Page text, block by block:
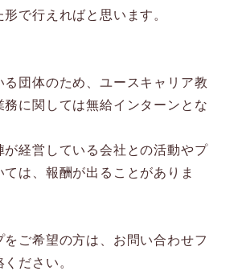
で行えればと思います。
る団体のため、ユースキャリア教
務に関しては無給インターンとな
が経営している会社との活動やプ
ては、報酬が出ることがありま
をご希望の方は、お問い合わせフ
ださい。